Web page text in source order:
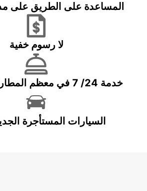
المساعدة على الطريق على مدار 24
لا رسوم خفية
خدمة 24/ 7 في معظم المطارات الرئيسية
السيارات المستأجرة